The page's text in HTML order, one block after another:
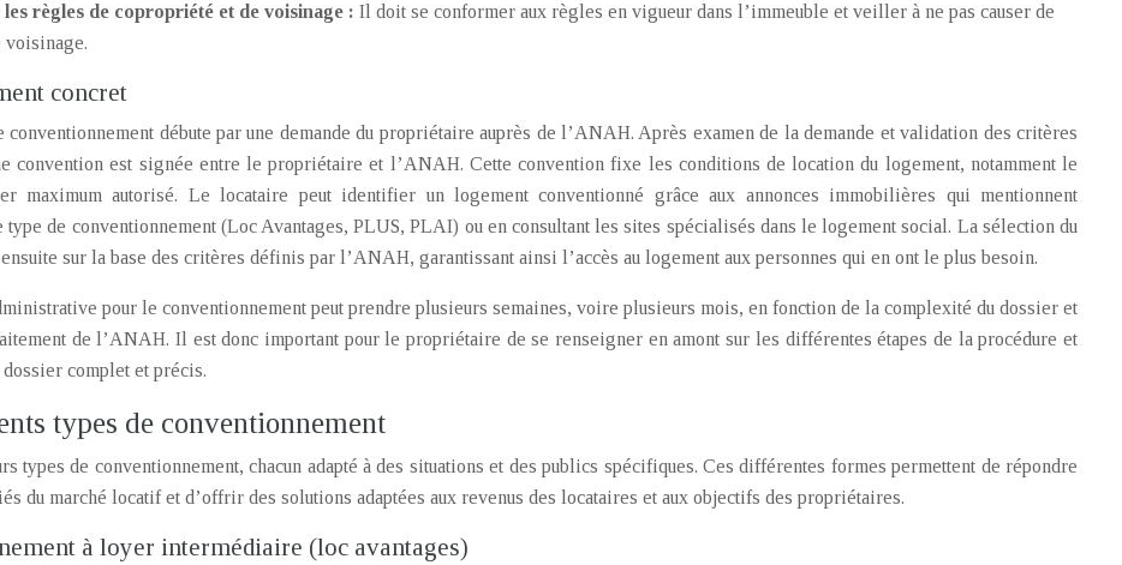
règles de copropriété et de voisinage : Il doit se conformer aux règles en vigueur dans l’immeuble et veiller à ne pas causer de
voisinage.
concret
conventionnement débute par une demande du propriétaire auprès de l’ANAH. Après examen de la demande et validation des critères
convention est signée entre le propriétaire et l’ANAH. Cette convention fixe les conditions de location du logement, notamment le
maximum autorisé. Le locataire peut identifier un logement conventionné grâce aux annonces immobilières qui mentionnent
de conventionnement (Loc Avantages, PLUS, PLAI) ou en consultant les sites spécialisés dans le logement social. La sélection du
sur la base des critères définis par l’ANAH, garantissant ainsi l’accès au logement aux personnes qui en ont le plus besoin.
pour le conventionnement peut prendre plusieurs semaines, voire plusieurs mois, en fonction de la complexité du dossier et
de l’ANAH. Il est donc important pour le propriétaire de se renseigner en amont sur les différentes étapes de la procédure et
complet et précis.
types de conventionnement
types de conventionnement, chacun adapté à des situations et des publics spécifiques. Ces différentes formes permettent de répondre
du marché locatif et d’offrir des solutions adaptées aux revenus des locataires et aux objectifs des propriétaires.
à loyer intermédiaire (loc avantages)